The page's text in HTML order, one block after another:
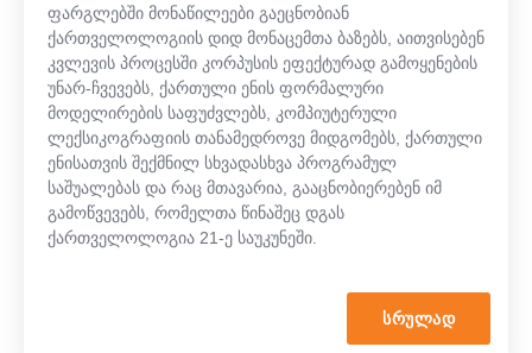
ფარგლებში მონაწილეები გაეცნობიან
ქართველოლოგიის დიდ მონაცემთა ბაზებს, აითვისებენ
კვლევის პროცესში კორპუსის ეფექტურად გამოყენების
უნარ-ჩვევებს, ქართული ენის ფორმალური
მოდელირების საფუძვლებს, კომპიუტერული
ლექსიკოგრაფიის თანამედროვე მიდგომებს, ქართული
ენისათვის შექმნილ სხვადასხვა პროგრამულ
საშუალებას და რაც მთავარია, გააცნობიერებენ იმ
გამოწვევებს, რომელთა წინაშეც დგას
ქართველოლოგია 21-ე საუკუნეში.
ᲡᲠᲣᲚᲐᲓ